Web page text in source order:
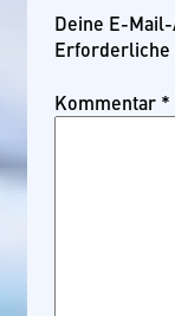
Deine E-
Kommentar *